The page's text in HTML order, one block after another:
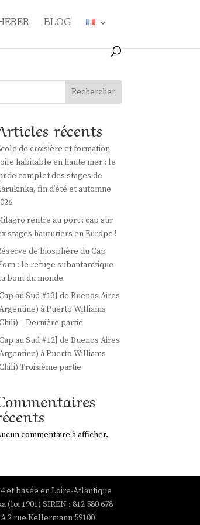
BLOG
Rechercher
récents
de croisière et formation
habitable en haute mer : le
complet des stages de
fin d’été et automne
rentre au port : cap sur
stages hauturiers en Europe !
de biosphère du Cap
: le refuge subantarctique
bout du monde
au Sud #13] de Buenos Aires
à Puerto Williams
– Dernière partie
au Sud #12] de Buenos Aires
à Puerto Williams
Troisième partie
commentaire à afficher.
et basée en Loire-Atlantique
1901) SIREN : 812 580 678
2 rue Kellermann 59100